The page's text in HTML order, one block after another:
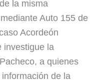
la misma
Auto 155 de
Acordeón
investigue la
a quienes
de la